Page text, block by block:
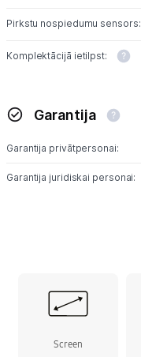
Pirkstu nospiedumu sensors:
Komplektācijā ietilpst:
Garantija
Garantija privātpersonai:
Garantija juridiskai personai:
Screen